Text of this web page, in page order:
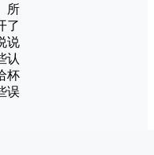
所
了
说
认
杯
误